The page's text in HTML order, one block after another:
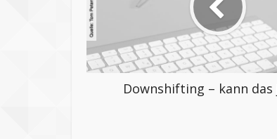
Downshifting – kann das